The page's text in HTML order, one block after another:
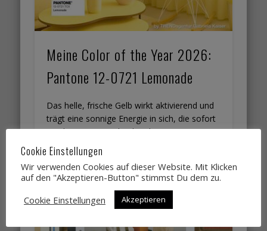
Meine Color of the Year 2026:
Pantone 12-0721 Lemonade
Das helle, frische Gelb wirkt aktivierend und
trägt eine sonnige Energie in sich, die sofort
spürbar ist. Wir verbinden diese Nuance mit
…
Cookie Einstellungen
Wir verwenden Cookies auf dieser Website. Mit Klicken
auf den "Akzeptieren-Button" stimmst Du dem zu.
Cookie Einstellungen
Akzeptieren